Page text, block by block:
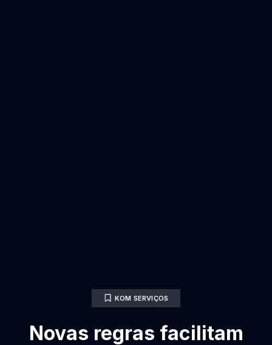
KOM SERVIÇOS
Novas regras facilitam